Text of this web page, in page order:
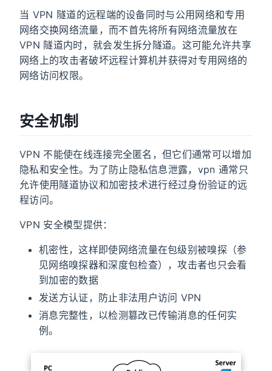
当 VPN 隧道的远程端的设备同时与公用网络和专用
网络交换网络流量，而不首先将所有网络流量放在
VPN 隧道内时，就会发生拆分隧道。这可能允许共享
网络上的攻击者破坏远程计算机并获得对专用网络的
网络访问权限。
安全机制
VPN 不能使在线连接完全匿名，但它们通常可以增加
隐私和安全性。为了防止隐私信息泄露，vpn 通常只
允许使用隧道协议和加密技术进行经过身份验证的远
程访问。
VPN 安全模型提供：
机密性，这样即使网络流量在包级别被嗅探（参
见网络嗅探器和深度包检查），攻击者也只会看
到加密的数据
发送方认证，防止非法用户访问 VPN
消息完整性，以检测篡改已传输消息的任何实
例。